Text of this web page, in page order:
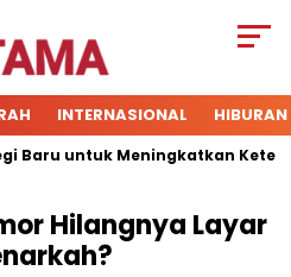
INTERNASIONAL HIBURAN
untuk Meningkatkan
Hilangnya Layar